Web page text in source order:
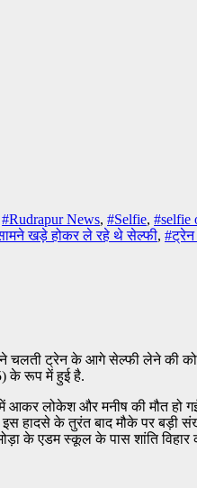
#Rudrapur News, #Selfie, #selfie
खड़े होकर ले रहे थे सेल्फी,
चलती ट्रेन के आगे सेल्फी लेने की
के रूप में हुई है.
में आकर लोकेश और मनीष की मौत
के तुरंत बाद मौके पर बड़ी
के एडम स्कूल के पास शांति